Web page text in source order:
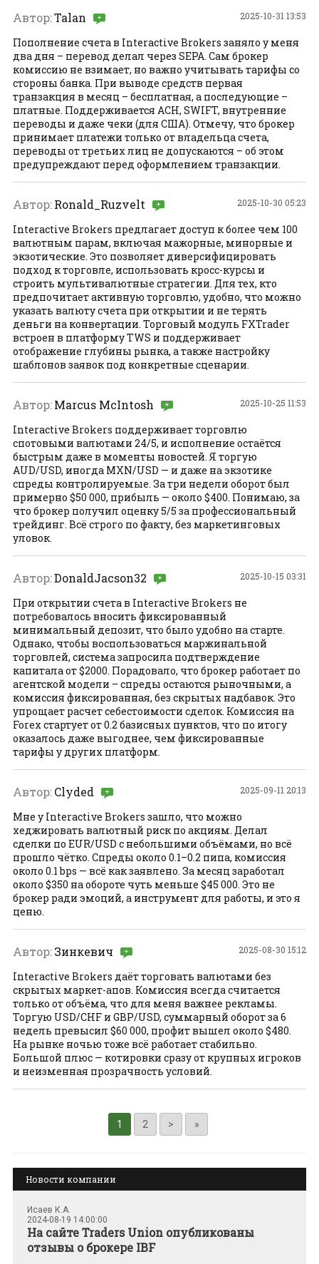
2025-10-31 13:53
Автор:Talan
Пополнение счета в Interactive Brokers заняло у меня
два дня – перевод делал через SEPA. Сам брокер
комиссию не взимает, но важно учитывать тарифы со
стороны банка. При выводе средств первая
транзакция в месяц – бесплатная, а последующие –
платные. Поддерживается ACH, SWIFT, внутренние
переводы и даже чеки (для США). Отмечу, что брокер
принимает платежи только от владельца счета,
переводы от третьих лиц не допускаются – об этом
предупреждают перед оформлением транзакции.
2025-10-30 05:23
Автор:Ronald_Ruzvelt
Interactive Brokers предлагает доступ к более чем 100
валютным парам, включая мажорные, минорные и
экзотические. Это позволяет диверсифицировать
подход к торговле, использовать кросс-курсы и
строить мультивалютные стратегии. Для тех, кто
предпочитает активную торговлю, удобно, что можно
указать валюту счета при открытии и не терять
деньги на конвертации. Торговый модуль FXTrader
встроен в платформу TWS и поддерживает
отображение глубины рынка, а также настройку
шаблонов заявок под конкретные сценарии.
2025-10-25 11:53
Автор:Marcus McIntosh
Interactive Brokers поддерживает торговлю
спотовыми валютами 24/5, и исполнение остаётся
быстрым даже в моменты новостей. Я торгую
AUD/USD, иногда MXN/USD — и даже на экзотике
спреды контролируемые. За три недели оборот был
примерно $50 000, прибыль — около $400. Понимаю, за
что брокер получил оценку 5/5 за профессиональный
трейдинг. Всё строго по факту, без маркетинговых
уловок.
2025-10-15 03:31
Автор:DonaldJacson32
При открытии счета в Interactive Brokers не
потребовалось вносить фиксированный
минимальный депозит, что было удобно на старте.
Однако, чтобы воспользоваться маржинальной
торговлей, система запросила подтверждение
капитала от $2000. Порадовало, что брокер работает по
агентской модели – спреды остаются рыночными, а
комиссия фиксированная, без скрытых надбавок. Это
упрощает расчет себестоимости сделок. Комиссия на
Forex стартует от 0.2 базисных пунктов, что по итогу
оказалось даже выгоднее, чем фиксированные
тарифы у других платформ.
2025-09-11 20:13
Автор:Clyded
Мне у Interactive Brokers зашло, что можно
хеджировать валютный риск по акциям. Делал
сделки по EUR/USD с небольшими объёмами, но всё
прошло чётко. Спреды около 0.1–0.2 пипа, комиссия
около 0.1 bps — всё как заявлено. За месяц заработал
около $350 на обороте чуть меньше $45 000. Это не
брокер ради эмоций, а инструмент для работы, и это я
ценю.
2025-08-30 15:12
Автор:Зинкевич
Interactive Brokers даёт торговать валютами без
скрытых маркет-апов. Комиссия всегда считается
только от объёма, что для меня важнее рекламы.
Торгую USD/CHF и GBP/USD, суммарный оборот за 6
недель превысил $60 000, профит вышел около $480.
На рынке ночью тоже всё работает стабильно.
Большой плюс — котировки сразу от крупных игроков
и неизменная прозрачность условий.
1 2 > »
Новости компании
Исаев К.А.
2024-08-19 14:00:00
На сайте Traders Union опубликованы
отзывы о брокере IBF